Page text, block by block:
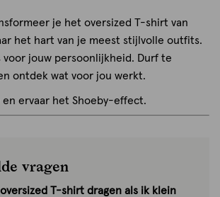
je het oversized T-shirt van
het hart van je meest stijlvolle outfits.
voor jouw persoonlijkheid. Durf te
ontdek wat voor jou werkt.
ervaar het Shoeby-effect.
vragen
T-shirt dragen als ik klein